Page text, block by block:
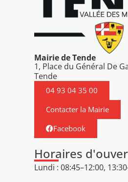
Mairie de Tende
1, Place du Général De
Tende
04 93 04 35 00
Contacter la Mairie
Facebook
Horaires
Lundi : 08:45–12:00,